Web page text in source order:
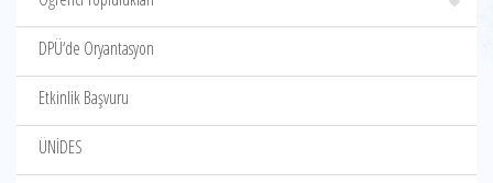
DPÜ‘de Oryantasyon
Etkinlik Başvuru
ÜNİDES